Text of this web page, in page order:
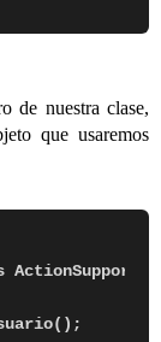
de nuestra clase,
que usaremos
Usuario();